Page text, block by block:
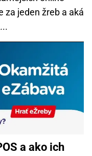
za jeden žreb a aká
a ako ich